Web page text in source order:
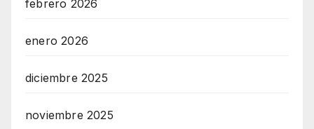
febrero 2026
enero 2026
diciembre 2025
noviembre 2025